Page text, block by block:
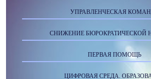
УПРАВЛЕНЧЕСКАЯ
СНИЖЕНИЕ БЮРОКРАТИЧЕСКОЙ
ПЕРВАЯ ПОМОЩЬ
ЦИФРОВАЯ СРЕДА.